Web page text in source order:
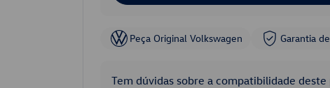
Peça Original Volkswagen Garantia
Tem dúvidas sobre a compatibilidade